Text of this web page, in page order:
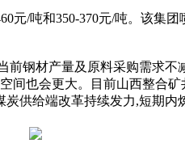
/吨和350-370元/吨。该集
钢材产量及原料采购需求
也会更大。目前山西整合
供给端改革持续发力,短期